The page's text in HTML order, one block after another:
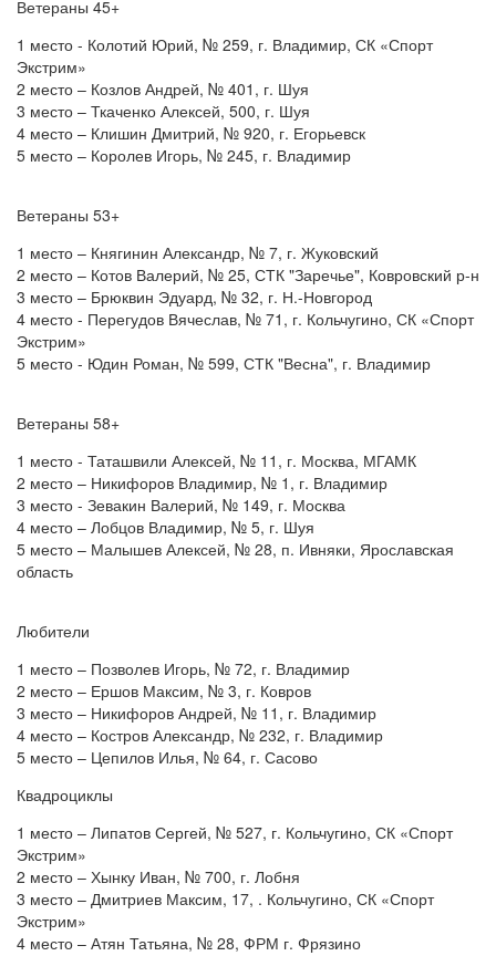
Ветераны 45+
1 место - Колотий Юрий, № 259, г. Владимир, СК «Спорт
Экстрим»
2 место – Козлов Андрей, № 401, г. Шуя
3 место – Ткаченко Алексей, 500, г. Шуя
4 место – Клишин Дмитрий, № 920, г. Егорьевск
5 место – Королев Игорь, № 245, г. Владимир
Ветераны 53+
1 место – Княгинин Александр, № 7, г. Жуковский
2 место – Котов Валерий, № 25, СТК "Заречье", Ковровский р-н
3 место – Брюквин Эдуард, № 32, г. Н.-Новгород
4 место - Перегудов Вячеслав, № 71, г. Кольчугино, СК «Спорт
Экстрим»
5 место - Юдин Роман, № 599, СТК "Весна", г. Владимир
Ветераны 58+
1 место - Таташвили Алексей, № 11, г. Москва, МГАМК
2 место – Никифоров Владимир, № 1, г. Владимир
3 место - Зевакин Валерий, № 149, г. Москва
4 место – Лобцов Владимир, № 5, г. Шуя
5 место – Малышев Алексей, № 28, п. Ивняки, Ярославская
область
Любители
1 место – Позволев Игорь, № 72, г. Владимир
2 место – Ершов Максим, № 3, г. Ковров
3 место – Никифоров Андрей, № 11, г. Владимир
4 место – Костров Александр, № 232, г. Владимир
5 место – Цепилов Илья, № 64, г. Сасово
Квадроциклы
1 место – Липатов Сергей, № 527, г. Кольчугино, СК «Спорт
Экстрим»
2 место – Хынку Иван, № 700, г. Лобня
3 место – Дмитриев Максим, 17, . Кольчугино, СК «Спорт
Экстрим»
4 место – Атян Татьяна, № 28, ФРМ г. Фрязино